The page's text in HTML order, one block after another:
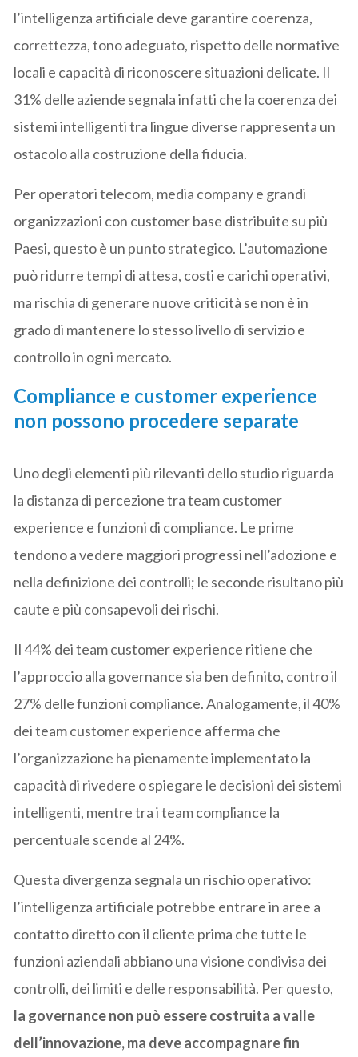
l’intelligenza artificiale deve garantire coerenza,
correttezza, tono adeguato, rispetto delle normative
locali e capacità di riconoscere situazioni delicate. Il
31% delle aziende segnala infatti che la coerenza dei
sistemi intelligenti tra lingue diverse rappresenta un
ostacolo alla costruzione della fiducia.
Per operatori telecom, media company e grandi
organizzazioni con customer base distribuite su più
Paesi, questo è un punto strategico. L’automazione
può ridurre tempi di attesa, costi e carichi operativi,
ma rischia di generare nuove criticità se non è in
grado di mantenere lo stesso livello di servizio e
controllo in ogni mercato.
Compliance e customer experience
non possono procedere separate
Uno degli elementi più rilevanti dello studio riguarda
la distanza di percezione tra team customer
experience e funzioni di compliance. Le prime
tendono a vedere maggiori progressi nell’adozione e
nella definizione dei controlli; le seconde risultano più
caute e più consapevoli dei rischi.
Il 44% dei team customer experience ritiene che
l’approccio alla governance sia ben definito, contro il
27% delle funzioni compliance. Analogamente, il 40%
dei team customer experience afferma che
l’organizzazione ha pienamente implementato la
capacità di rivedere o spiegare le decisioni dei sistemi
intelligenti, mentre tra i team compliance la
percentuale scende al 24%.
Questa divergenza segnala un rischio operativo:
l’intelligenza artificiale potrebbe entrare in aree a
contatto diretto con il cliente prima che tutte le
funzioni aziendali abbiano una visione condivisa dei
controlli, dei limiti e delle responsabilità. Per questo,
la governance non può essere costruita a valle
dell’innovazione, ma deve accompagnare fin